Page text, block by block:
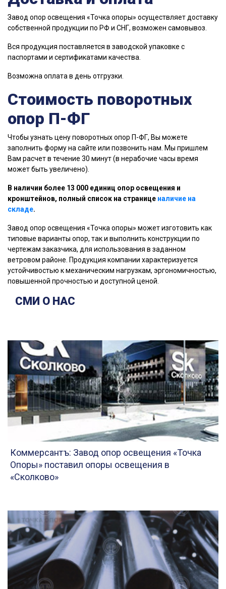
Завод опор освещения «Точка опоры» осуществляет доставку
собственной продукции по РФ и СНГ, возможен самовывоз.
Вся продукция поставляется в заводской упаковке с
паспортами и сертификатами качества.
Возможна оплата в день отгрузки.
Стоимость поворотных
опор П-ФГ
Чтобы узнать цену поворотных опор П-ФГ, Вы можете
заполнить форму на сайте или позвонить нам. Мы пришлем
Вам расчет в течение 30 минут (в нерабочие часы время
может быть увеличено).
В наличии более 13 000 единиц опор освещения и
кронштейнов, полный список на странице наличие на
складе.
Завод опор освещения «Точка опоры» может изготовить как
типовые варианты опор, так и выполнить конструкции по
чертежам заказчика, для использования в заданном
ветровом районе. Продукция компании характеризуется
устойчивостью к механическим нагрузкам, эргономичностью,
повышенной прочностью и доступной ценой.
СМИ О НАС
Коммерсантъ: Завод опор освещения «Точка
Опоры» поставил опоры освещения в
«Сколково»